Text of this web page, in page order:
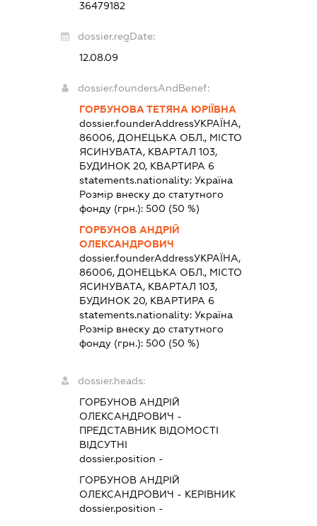
36479182
dossier.regDate:
12.08.09
dossier.foundersAndBenef:
ГОРБУНОВА ТЕТЯНА ЮРІЇВНА
dossier.founderAddressУКРАЇНА,
86006, ДОНЕЦЬКА ОБЛ., МІСТО
ЯСИНУВАТА, КВАРТАЛ 103,
БУДИНОК 20, КВАРТИРА 6
statements.nationality: Україна
Розмір внеску до статутного
фонду (грн.): 500 (50 %)
ГОРБУНОВ АНДРІЙ
ОЛЕКСАНДРОВИЧ
dossier.founderAddressУКРАЇНА,
86006, ДОНЕЦЬКА ОБЛ., МІСТО
ЯСИНУВАТА, КВАРТАЛ 103,
БУДИНОК 20, КВАРТИРА 6
statements.nationality: Україна
Розмір внеску до статутного
фонду (грн.): 500 (50 %)
dossier.heads:
ГОРБУНОВ АНДРІЙ
ОЛЕКСАНДРОВИЧ -
ПРЕДСТАВНИК ВІДОМОСТІ
ВІДСУТНІ
dossier.position -
ГОРБУНОВ АНДРІЙ
ОЛЕКСАНДРОВИЧ - КЕРІВНИК
dossier.position -